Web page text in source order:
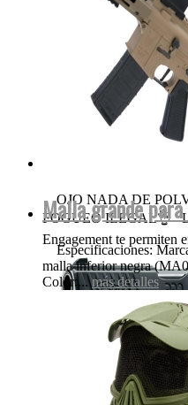
Walther
OJO NADA DE
FOGUEO ILEGAL👌
Engagement te permiten
Malla grande para
Especificaciones:
malla inferior negra
Color:...más detalles